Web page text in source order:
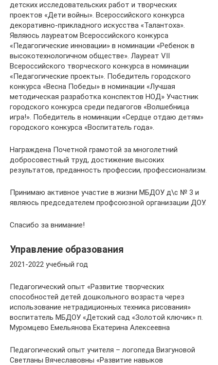
детских исследовательских работ и творческих
проектов «Дети войны». Всероссийского конкурса
декоративно-прикладного искусства «Талантоха».
Являюсь лауреатом Всероссийского конкурса
«Педагогические инновации» в номинации «Ребенок в
высокотехнологичном обществе». Лауреат VII
Всероссийского творческого конкурса в номинации
«Педагогические проекты». Победитель городского
конкурса «Весна Победы» в номинации «Лучшая
методическая разработка конспектов НОД» Участник
городского конкурса среди педагогов «Волшебница
игра!». Победитель в номинации «Сердце отдаю детям»
городского конкурса «Воспитатель года».
Награждена Почетной грамотой за многолетний
добросовестный труд, достижение высоких
результатов, преданность профессии, профессионализм.
Принимаю активное участие в жизни МБДОУ д\с № 3 и
являюсь председателем профсоюзной организации ДОУ.
Спасибо за внимание!
Управление образования
2021-2022 учебный год
Педагогический опыт «Развитие творческих
способностей детей дошкольного возраста через
использование нетрадиционных техника рисования»
воспитатель МБДОУ «Детский сад «Золотой ключик» п.
Муромцево Емельянова Екатерина Алексеевна
Педагогический опыт учителя – логопеда Визгуновой
Светланы Вячеславовны «Развитие навыков